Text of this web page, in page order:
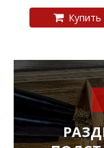
Купить